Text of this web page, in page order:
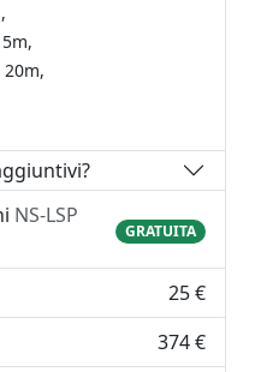
NS-LSP
GRATUITA
25 €
374 €